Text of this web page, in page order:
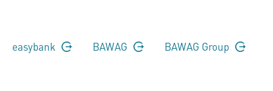
easybank BAWAG BAWAG Group